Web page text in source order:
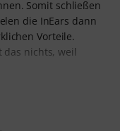
Somit schließen
die InEars dann
Vorteile.
nichts, weil